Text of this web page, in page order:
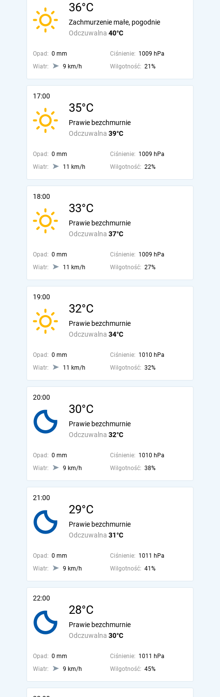
36°C
Odczuwalna 40°C
Zachmurzenie małe, pogodnie
Opad: 0 mm Ciśnienie: 1009 hPa
Wiatr:
9 km/h Wilgotność: 21%
17:00
35°C
Odczuwalna 39°C
Prawie bezchmurnie
Opad: 0 mm Ciśnienie: 1009 hPa
Wiatr:
11 km/h Wilgotność: 22%
18:00
33°C
Odczuwalna 37°C
Prawie bezchmurnie
Opad: 0 mm Ciśnienie: 1009 hPa
Wiatr:
11 km/h Wilgotność: 27%
19:00
32°C
Odczuwalna 34°C
Prawie bezchmurnie
Opad: 0 mm Ciśnienie: 1010 hPa
Wiatr:
11 km/h Wilgotność: 32%
20:00
30°C
Odczuwalna 32°C
Prawie bezchmurnie
Opad: 0 mm Ciśnienie: 1010 hPa
Wiatr:
9 km/h Wilgotność: 38%
21:00
29°C
Odczuwalna 31°C
Prawie bezchmurnie
Opad: 0 mm Ciśnienie: 1011 hPa
Wiatr:
9 km/h Wilgotność: 41%
22:00
28°C
Odczuwalna 30°C
Prawie bezchmurnie
Opad: 0 mm Ciśnienie: 1011 hPa
Wiatr:
9 km/h Wilgotność: 45%